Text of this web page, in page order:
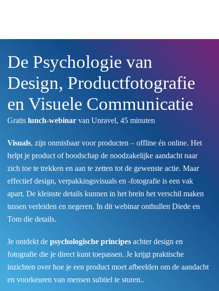
De Psychologie van
Design, Productfotografie
en Visuele Communicatie
Gratis lunch-webinar van Unravel, 45 minuten
Visuals, zijn onmisbaar voor producten – offline én online. Het
helpt je product of boodschap de noodzakelijke aandacht naar
zich toe te trekken en aan te zetten tot de gewenste actie. Maar
effectief design, verpakkingsvisuals en -fotografie is een vak
apart. De kleinste details kunnen in het brein het verschil maken
tussen verleiden en negeren. In dit webinar onthullen Diede en
Tom die details.
Je ontdekt de psychologische principes achter design en
fotografie die je direct kunt toepassen. Je krijgt praktische
inzichten over hoe je een product moet afbeelden om de aandacht
en voorkeuren van mensen subtiel te sturen..